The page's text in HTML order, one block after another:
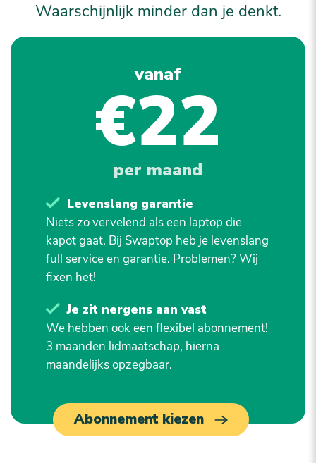
Waarschijnlijk minder dan je denkt.
vanaf
€22
per maand
Levenslang garantie
Niets zo vervelend als een laptop die
kapot gaat. Bij Swaptop heb je levenslang
full service en garantie. Problemen? Wij
fixen het!
Je zit nergens aan vast
We hebben ook een flexibel abonnement!
3 maanden lidmaatschap, hierna
maandelijks opzegbaar.
Abonnement kiezen